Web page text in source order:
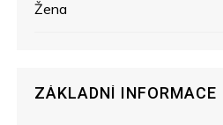
Žena
ZÁKLADNÍ INFORMACE